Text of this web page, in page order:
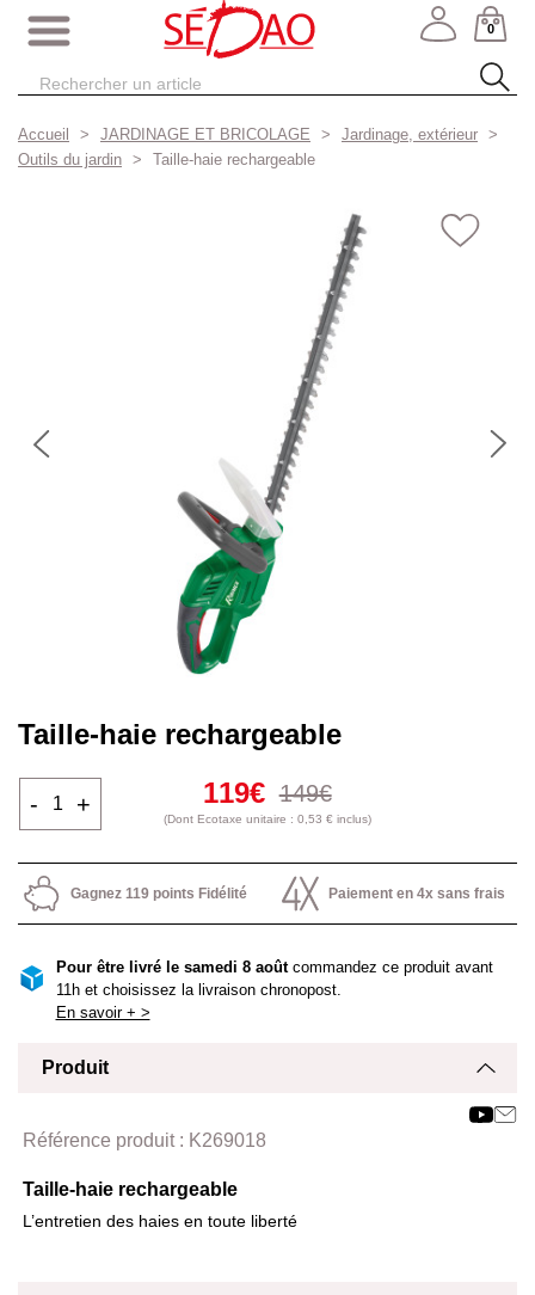
0
Accueil JARDINAGE ET BRICOLAGE
Jardinage, extérieur
Outils du jardin
Taille-haie rechargeable
Taille-haie rechargeable
119€ 149€
(Dont Ecotaxe unitaire : 0,53 € inclus)
- +
Gagnez 119 points Fidélité Paiement en 4x sans frais
Pour être livré le samedi 8 aoûtcommandez ce produit avant
11h et choisissez la livraison chronopost.
En savoir + >
Produit
Référence produit : K269018
Taille-haie rechargeable
L’entretien des haies en toute liberté